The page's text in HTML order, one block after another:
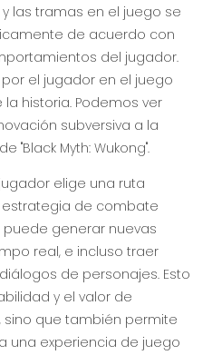
las tramas en el juego se
de acuerdo con
del jugador.
el jugador en el juego
historia. Podemos ver
subversiva a la
"Black Myth: Wukong".
elige una ruta
de combate
puede generar nuevas
real, e incluso traer
de personajes. Esto
y el valor de
que también permite
una experiencia de juego